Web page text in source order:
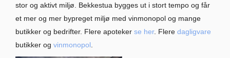
stor og aktivt miljø. Bekkestua bygges ut i stort tempo og får
et mer og mer bypreget miljø med vinmonopol og mange
butikker og bedrifter. Flere apoteker se her. Flere dagligvare
butikker og vinmonopol